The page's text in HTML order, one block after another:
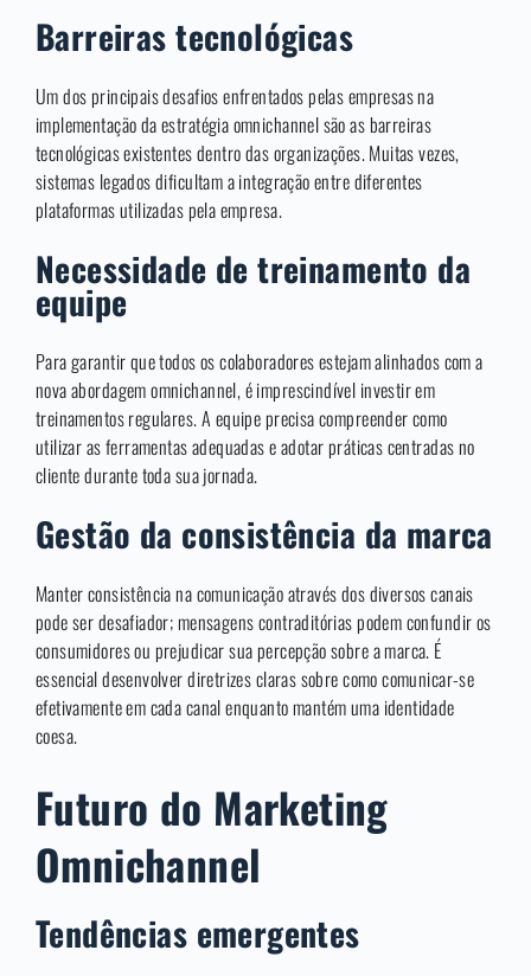
Barreiras tecnológicas
Um dos principais desafios enfrentados pelas empresas na
implementação da estratégia omnichannel são as barreiras
tecnológicas existentes dentro das organizações. Muitas vezes,
sistemas legados dificultam a integração entre diferentes
plataformas utilizadas pela empresa.
Necessidade de treinamento da
equipe
Para garantir que todos os colaboradores estejam alinhados com a
nova abordagem omnichannel, é imprescindível investir em
treinamentos regulares. A equipe precisa compreender como
utilizar as ferramentas adequadas e adotar práticas centradas no
cliente durante toda sua jornada.
Gestão da consistência da marca
Manter consistência na comunicação através dos diversos canais
pode ser desafiador; mensagens contraditórias podem confundir os
consumidores ou prejudicar sua percepção sobre a marca. É
essencial desenvolver diretrizes claras sobre como comunicar-se
efetivamente em cada canal enquanto mantém uma identidade
coesa.
Futuro do Marketing
Omnichannel
Tendências emergentes